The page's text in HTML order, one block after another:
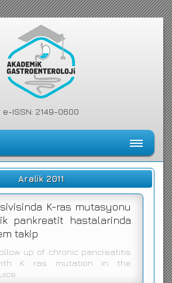
e-ISSN: 2149-0600
Aralik 2011
K-ras mutasyonu
pankreatit hastalarinda
takip
up of chronic pancreatitis
K ras mutation in the